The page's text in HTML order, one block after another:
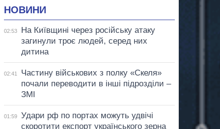
НОВИНИ
02:53
На Київщині через російську атаку
загинули троє людей, серед них
дитина
02:41
Частину військових з полку «Скеля»
почали переводити в інші підрозділи –
ЗМІ
01:59
Удари рф по портах можуть удвічі
скоротити експорт українського зерна